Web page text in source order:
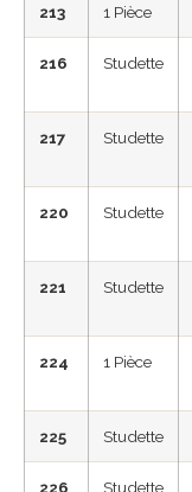
213 1 Pièce
216 Studette
217 Studette
220 Studette
221 Studette
224 1 Pièce
225 Studette
226 Studette